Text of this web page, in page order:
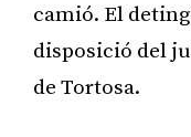
camió. El
disposició del
de Tortosa.